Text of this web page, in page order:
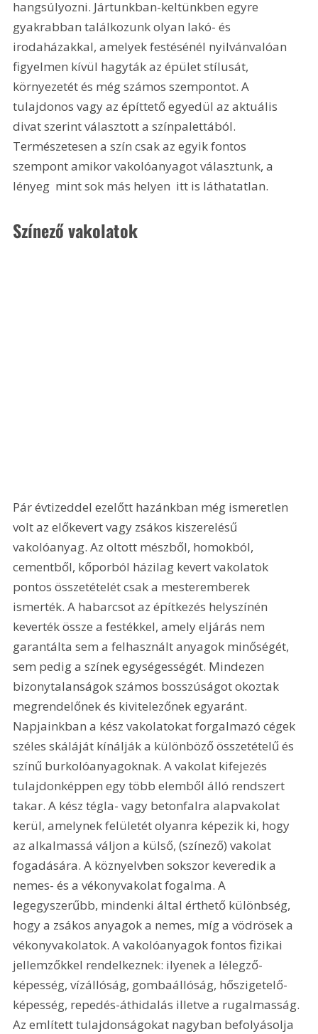
hangsúlyozni. Jártunkban-keltünkben egyre
gyakrabban találkozunk olyan lakó- és
irodaházakkal, amelyek festésénél nyilvánvalóan
figyelmen kívül hagyták az épület stílusát,
környezetét és még számos szempontot. A
tulajdonos vagy az építtető egyedül az aktuális
divat szerint választott a színpalettából.
Természetesen a szín csak az egyik fontos
szempont amikor vakolóanyagot választunk, a
lényeg  mint sok más helyen  itt is láthatatlan.
Színező vakolatok
Pár évtizeddel ezelőtt hazánkban még ismeretlen
volt az előkevert vagy zsákos kiszerelésű
vakolóanyag. Az oltott mészből, homokból,
cementből, kőporból házilag kevert vakolatok
pontos összetételét csak a mesteremberek
ismerték. A habarcsot az építkezés helyszínén
keverték össze a festékkel, amely eljárás nem
garantálta sem a felhasznált anyagok minőségét,
sem pedig a színek egységességét. Mindezen
bizonytalanságok számos bosszúságot okoztak
megrendelőnek és kivitelezőnek egyaránt.
Napjainkban a kész vakolatokat forgalmazó cégek
széles skáláját kínálják a különböző összetételű és
színű burkolóanyagoknak. A vakolat kifejezés
tulajdonképpen egy több elemből álló rendszert
takar. A kész tégla- vagy betonfalra alapvakolat
kerül, amelynek felületét olyanra képezik ki, hogy
az alkalmassá váljon a külső, (színező) vakolat
fogadására. A köznyelvben sokszor keveredik a
nemes- és a vékonyvakolat fogalma. A
legegyszerűbb, mindenki által érthető különbség,
hogy a zsákos anyagok a nemes, míg a vödrösek a
vékonyvakolatok. A vakolóanyagok fontos fizikai
jellemzőkkel rendelkeznek: ilyenek a lélegző-
képesség, vízállóság, gombaállóság, hőszigetelő-
képesség, repedés-áthidalás illetve a rugalmasság.
Az említett tulajdonságokat nagyban befolyásolja